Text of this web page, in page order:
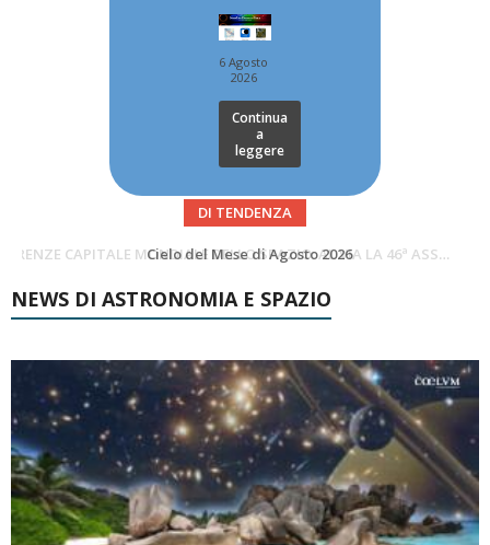
6 Agosto
2026
Continua
a
leggere
DI TENDENZA
Cielo del Mese di Agosto 2026
SUPERNOVAE aggiornamenti del mese – Agosto 2026
NEWS DI ASTRONOMIA E SPAZIO